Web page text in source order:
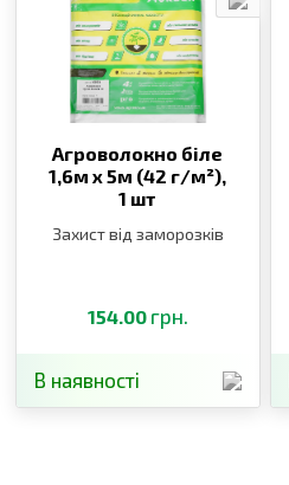
Агроволокно біле
1,6м х 5м (42 г/м²),
1 шт
Захист від заморозків
154.00 грн.
В наявності